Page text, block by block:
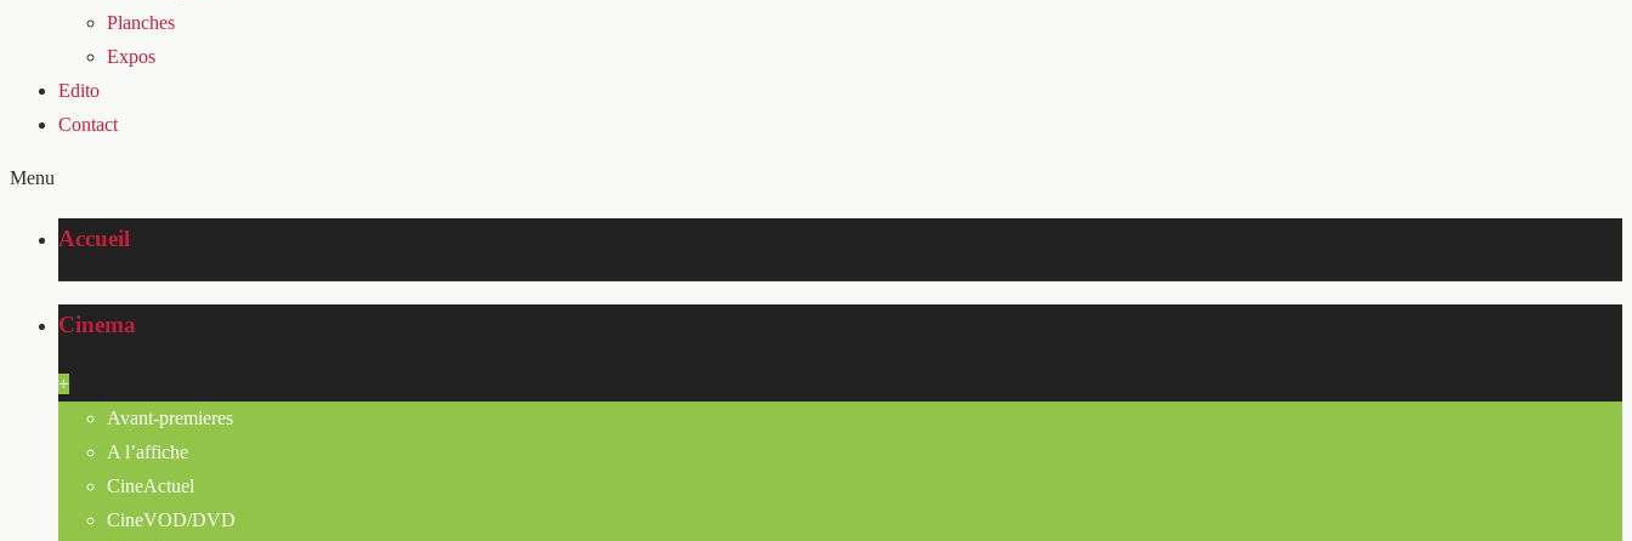
Planches
Expos
Edito
Contact
Menu
Accueil
Cinema
+
Avant-premieres
A l’affiche
CineActuel
CineVOD/DVD